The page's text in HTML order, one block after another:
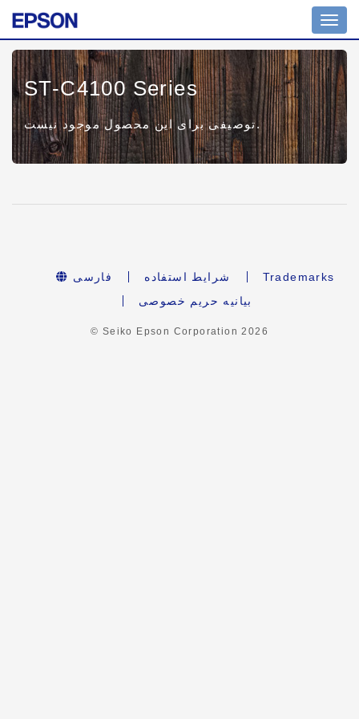
ST-C4100 Series
توصیفی برای این محصول موجود نیست.
فارسی شرایط استفاده
Trademarks
بیانیه حریم خصوصی
© Seiko Epson Corporation2026